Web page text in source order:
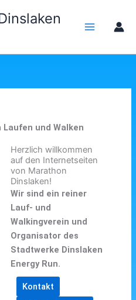
und Walken
Herzlich willkommen
auf den Internetseiten
von Marathon
Dinslaken!
Wir sind ein reiner
Lauf- und
Walkingverein und
Organisator des
Stadtwerke Dinslaken
Energy Run.
Kontakt